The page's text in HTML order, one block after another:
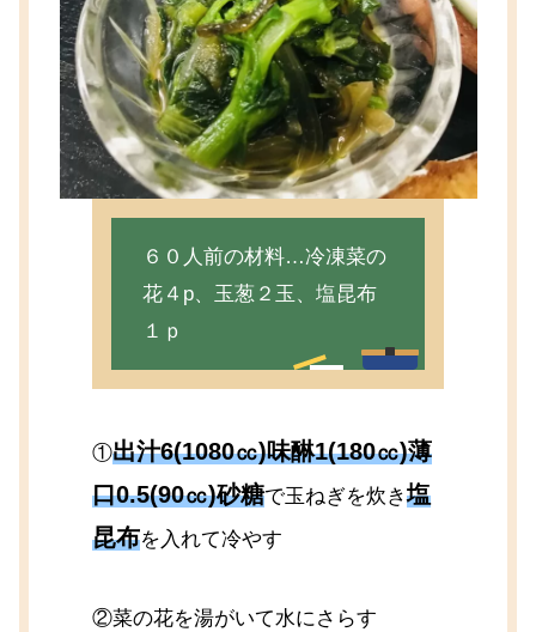
６０人前の材料…冷凍菜の
花４p、玉葱２玉、塩昆布
１ｐ
①出汁6(1080㏄)味醂1(180㏄)薄
口0.5(90㏄)砂糖で玉ねぎを炊き塩
昆布を入れて冷やす
②菜の花を湯がいて水にさらす